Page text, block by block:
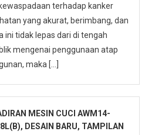
terhadap kanker
yang akurat, berimbang, dan
ini tidak lepas dari di tengah
mengenai penggunaan atap
maka […]
MESIN CUCI AWM14-
DESAIN BARU, TAMPILAN